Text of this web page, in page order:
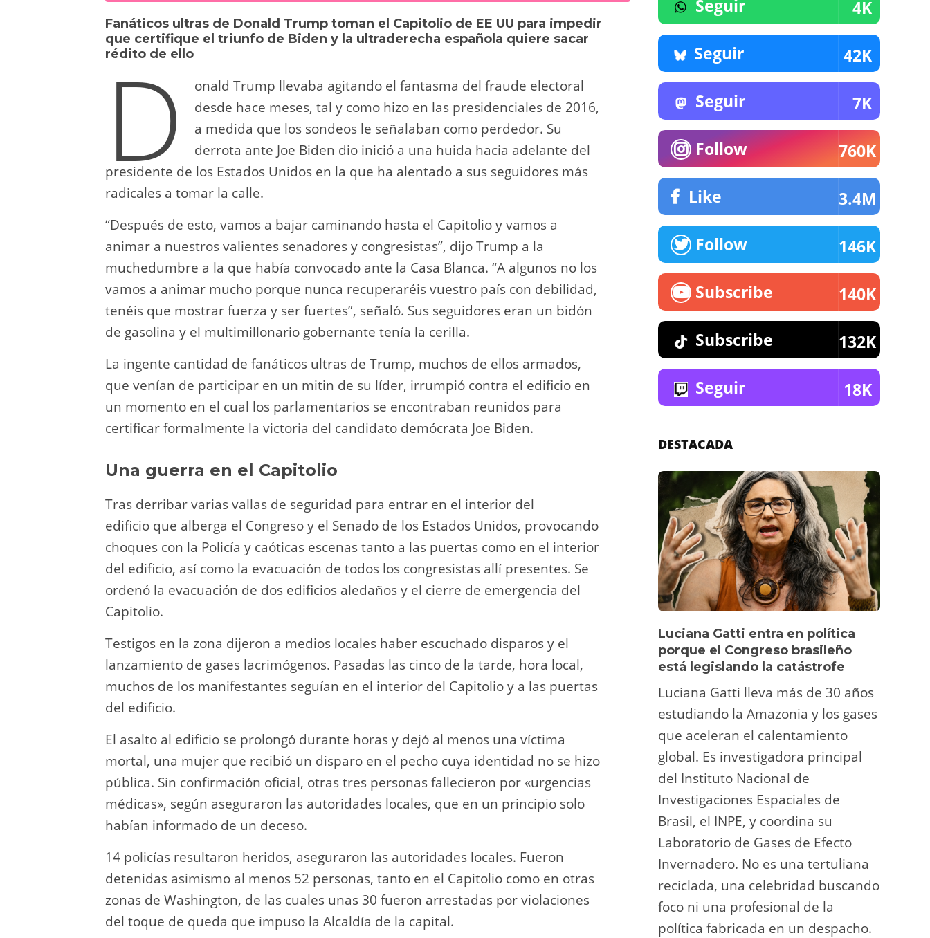
sk
y
o
d
o
n
gr
a
m
s
A
p
e
b
o
k
di
t
y
Li
k
p
ar
Fanáticos ultras de Donald Trump toman el Capitolio de EE UU para impedir
que certifique el triunfo de Biden y la ultraderecha española quiere sacar
rédito de ello
D
onald Trump llevaba agitando el fantasma del fraude electoral
desde hace meses, tal y como hizo en las presidenciales de 2016,
a medida que los sondeos le señalaban como perdedor. Su
derrota ante Joe Biden dio inició a una huida hacia adelante del
presidente de los Estados Unidos en la que ha alentado a sus seguidores más
radicales a tomar la calle.
“Después de esto, vamos a bajar caminando hasta el Capitolio y vamos a
animar a nuestros valientes senadores y congresistas”, dijo Trump a la
muchedumbre a la que había convocado ante la Casa Blanca. “A algunos no los
vamos a animar mucho porque nunca recuperaréis vuestro país con debilidad,
tenéis que mostrar fuerza y ser fuertes”, señaló. Sus seguidores eran un bidón
de gasolina y el multimillonario gobernante tenía la cerilla.
La ingente cantidad de fanáticos ultras de Trump, muchos de ellos armados,
que venían de participar en un mitin de su líder, irrumpió contra el edificio en
un momento en el cual los parlamentarios se encontraban reunidos para
certificar formalmente la victoria del candidato demócrata Joe Biden.
Una guerra en el Capitolio
Tras derribar varias vallas de seguridad para entrar en el interior del
edificio que alberga el Congreso y el Senado de los Estados Unidos, provocando
choques con la Policía y caóticas escenas tanto a las puertas como en el interior
del edificio, así como la evacuación de todos los congresistas allí presentes. Se
ordenó la evacuación de dos edificios aledaños y el cierre de emergencia del
Capitolio.
Testigos en la zona dijeron a medios locales haber escuchado disparos y el
lanzamiento de gases lacrimógenos. Pasadas las cinco de la tarde, hora local,
muchos de los manifestantes seguían en el interior del Capitolio y a las puertas
del edificio.
El asalto al edificio se prolongó durante horas y dejó al menos una víctima
mortal, una mujer que recibió un disparo en el pecho cuya identidad no se hizo
pública. Sin confirmación oficial, otras tres personas fallecieron por «urgencias
médicas», según aseguraron las autoridades locales, que en un principio solo
habían informado de un deceso.
14 policías resultaron heridos, aseguraron las autoridades locales. Fueron
detenidas asimismo al menos 52 personas, tanto en el Capitolio como en otras
zonas de Washington, de las cuales unas 30 fueron arrestadas por violaciones
del toque de queda que impuso la Alcaldía de la capital.
Seguir 4K
Seguir 42K
Seguir 7K
Follow 760K
Like 3.4M
Follow 146K
Subscribe 140K
Subscribe 132K
Seguir 18K
DESTACADA
Luciana Gatti entra en política
porque el Congreso brasileño
está legislando la catástrofe
Luciana Gatti lleva más de 30 años
estudiando la Amazonia y los gases
que aceleran el calentamiento
global. Es investigadora principal
del Instituto Nacional de
Investigaciones Espaciales de
Brasil, el INPE, y coordina su
Laboratorio de Gases de Efecto
Invernadero. No es una tertuliana
reciclada, una celebridad buscando
foco ni una profesional de la
política fabricada en un despacho.